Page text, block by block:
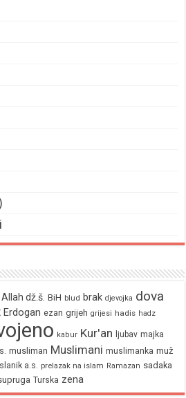
Allah dž.š. BiH blud brak djevojka dova
Erdogan ezan grijeh grijesi hadis hadz
kabur Kur'an ljubav majka
musliman Muslimani muslimanka muž
a.s. prelazak na islam Ramazan sadaka
Turska zena